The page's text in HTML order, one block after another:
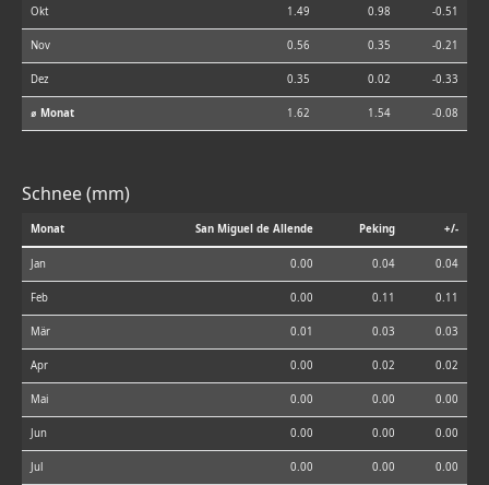
Okt 1.49 0.98 -0.51
Nov 0.56 0.35 -0.21
Dez 0.35 0.02 -0.33
⌀ Monat 1.62 1.54 -0.08
Schnee (mm)
Monat San Miguel de Allende Peking +/-
Jan 0.00 0.04 0.04
Feb 0.00 0.11 0.11
Mär 0.01 0.03 0.03
Apr 0.00 0.02 0.02
Mai 0.00 0.00 0.00
Jun 0.00 0.00 0.00
Jul 0.00 0.00 0.00